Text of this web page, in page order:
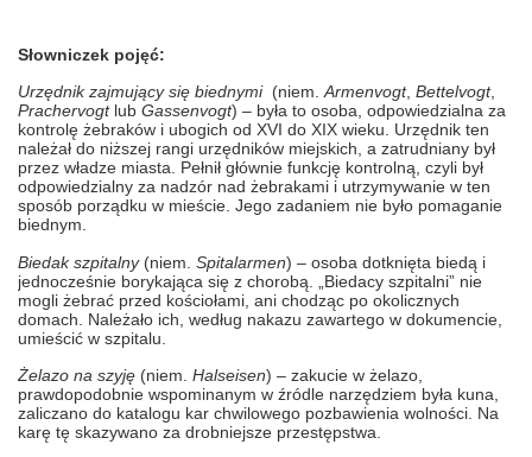
Słowniczek pojęć:
Urzędnik zajmujący się biednymi(niem.Armenvogt, Bettelvogt,
Prachervogtlub Gassenvogt) – była to osoba, odpowiedzialna za
kontrolę żebraków i ubogich od XVI do XIX wieku. Urzędnik ten
należał do niższej rangi urzędników miejskich, a zatrudniany był
przez władze miasta. Pełnił głównie funkcję kontrolną, czyli był
odpowiedzialny za nadzór nad żebrakami i utrzymywanie w ten
sposób porządku w mieście. Jego zadaniem nie było pomaganie
biednym.
Biedak szpitalny(niem. Spitalarmen) – osoba dotknięta biedą i
jednocześnie borykająca się z chorobą. „Biedacy szpitalni” nie
mogli żebrać przed kościołami, ani chodząc po okolicznych
domach. Należało ich, według nakazu zawartego w dokumencie,
umieścić w szpitalu.
Żelazo na szyję (niem. Halseisen) – zakucie w żelazo,
prawdopodobnie wspominanym w źródle narzędziem była kuna,
zaliczano do katalogu kar chwilowego pozbawienia wolności. Na
karę tę skazywano za drobniejsze przestępstwa.